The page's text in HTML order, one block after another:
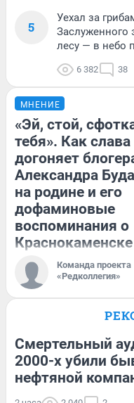
5
Уехал за
Заслуженного
лесу — в небо
6 382 38
МНЕНИЕ
«Эй, стой,
тебя». Как слава
догоняет
Александра
на родине и его
дофаминовые
воспоминания о
Краснокаменске
Команда проекта
«Редколлегия»
Смертельный
2000-х убили
нефтяной